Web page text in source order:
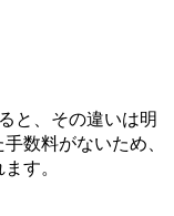
と、その違いは明
数料がないため、
す。